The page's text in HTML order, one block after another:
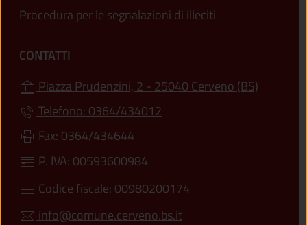
Procedura per le segnalazioni di illeciti
CONTATTI
Piazza Prudenzini, 2 - 25040 Cerveno (BS)
Telefono: 0364/434012
Fax: 0364/434644
P. IVA: 00593600984
Codice fiscale: 00980200174
info@comune.cerveno.bs.it